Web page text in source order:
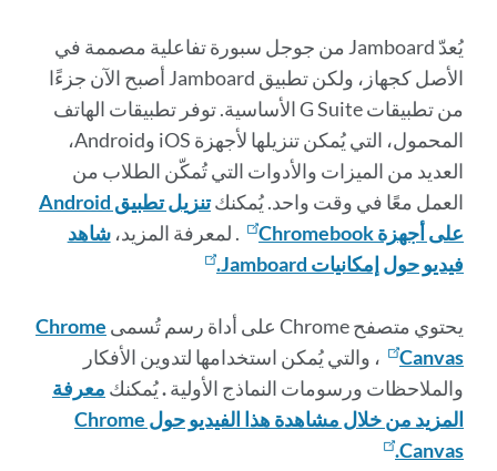
يُعدّ Jamboard من جوجل سبورة تفاعلية مصممة في
الأصل كجهاز، ولكن تطبيق Jamboard أصبح الآن جزءًا
من تطبيقات G Suite الأساسية. توفر تطبيقات الهاتف
المحمول، التي يُمكن تنزيلها لأجهزة iOS وAndroid،
العديد من الميزات والأدوات التي تُمكّن الطلاب من
العمل معًا في وقت واحد. يُمكنك
تنزيل تطبيق Android
على أجهزة Chromebook
. لمعرفة المزيد،شاهد
فيديو حول إمكانيات Jamboard.
يحتوي متصفح Chrome على أداة رسم تُسمى
Chrome
Canvas
، والتي يُمكن استخدامها لتدوين الأفكار
والملاحظات ورسومات النماذج الأولية.يُمكنك معرفة
المزيد من خلال مشاهدة هذا الفيديو حول Chrome
Canvas.